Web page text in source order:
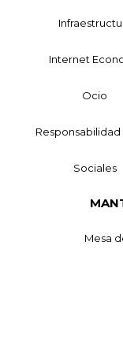
Internet
Ocio
Responsabilidad
Sociales
Mesa